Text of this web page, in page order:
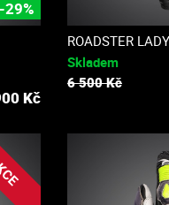
-29%
Kč
ROADSTER LADY
Skladem
6 500 Kč